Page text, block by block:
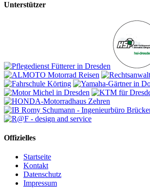
Unterstützer
Offizielles
Startseite
Kontakt
Datenschutz
Impressum